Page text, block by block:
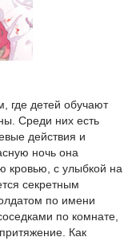
где детей обучают
Среди них есть
действия и
ночь она
кровью, с улыбкой на
секретным
по имени
по комнате,
Как